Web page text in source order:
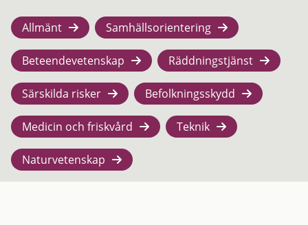
Allmänt Samhällsorientering
Beteendevetenskap Räddningstjänst
Särskilda risker Befolkningsskydd
Medicin och friskvård Teknik
Naturvetenskap